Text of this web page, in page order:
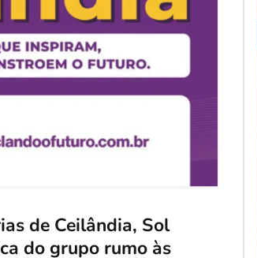
de Ceilândia, Sol
do grupo rumo às